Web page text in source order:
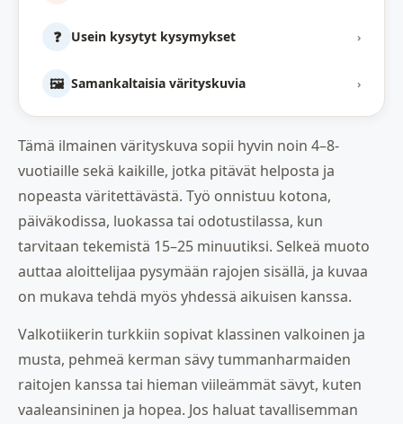
❓ Usein kysytyt kysymykset ›
🖼️ Samankaltaisia värityskuvia ›
Tämä ilmainen värityskuva sopii hyvin noin 4–8-
vuotiaille sekä kaikille, jotka pitävät helposta ja
nopeasta väritettävästä. Työ onnistuu kotona,
päiväkodissa, luokassa tai odotustilassa, kun
tarvitaan tekemistä 15–25 minuutiksi. Selkeä muoto
auttaa aloittelijaa pysymään rajojen sisällä, ja kuvaa
on mukava tehdä myös yhdessä aikuisen kanssa.
Valkotiikerin turkkiin sopivat klassinen valkoinen ja
musta, pehmeä kerman sävy tummanharmaiden
raitojen kanssa tai hieman viileämmät sävyt, kuten
vaaleansininen ja hopea. Jos haluat tavallisemman